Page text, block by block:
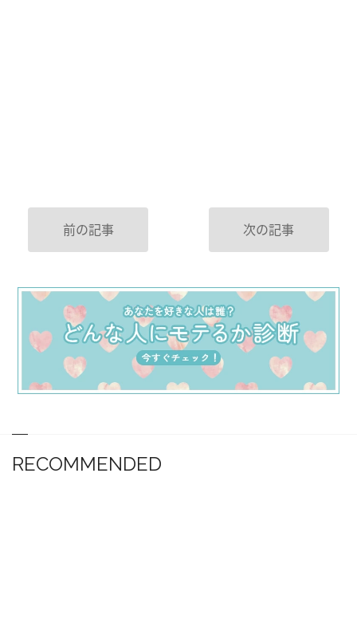
前の記事 次の記事
RECOMMENDED